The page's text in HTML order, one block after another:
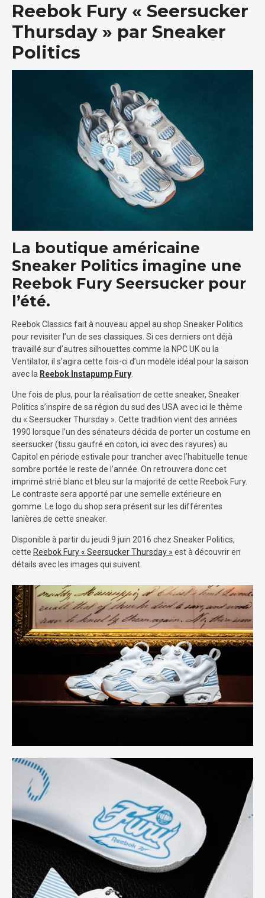
Reebok Fury « Seersucker
Thursday » par Sneaker
Politics
La boutique américaine
Sneaker Politics imagine une
Reebok Fury Seersucker pour
l’été.
Reebok Classics fait à nouveau appel au shop Sneaker Politics
pour revisiter l’un de ses classiques. Si ces derniers ont déjà
travaillé sur d’autres silhouettes comme la NPC UK ou la
Ventilator, il s’agira cette fois-ci d’un modèle idéal pour la saison
avec la Reebok Instapump Fury
Une fois de plus, pour la réalisation de cette sneaker, Sneaker
Politics s’inspire de sa région du sud des USA avec ici le thème
du « Seersucker Thursday ». Cette tradition vient des années
1990 lorsque l’un des sénateurs décida de porter un costume en
seersucker (tissu gaufré en coton, ici avec des rayures) au
Capitol en période estivale pour trancher avec l’habituelle tenue
sombre portée le reste de l’année. On retrouvera donc cet
imprimé strié blanc et bleu sur la majorité de cette Reebok Fury.
Le contraste sera apporté par une semelle extérieure en
gomme. Le logo du shop sera présent sur les différentes
lanières de cette sneaker.
Disponible à partir du jeudi 9 juin 2016 chez Sneaker Politics,
cette Reebok Fury « Seersucker Thursday » est à découvrir en
détails avec les images qui suivent.